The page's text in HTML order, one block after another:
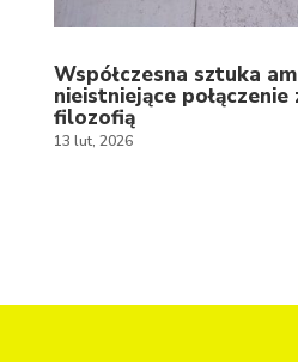
Współczesna sztuka
nieistniejące
filozofią
13 lut, 2026